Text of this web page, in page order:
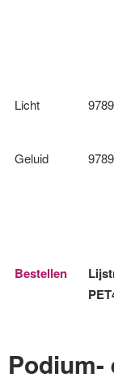
Licht
Geluid
Bestellen
Podium-